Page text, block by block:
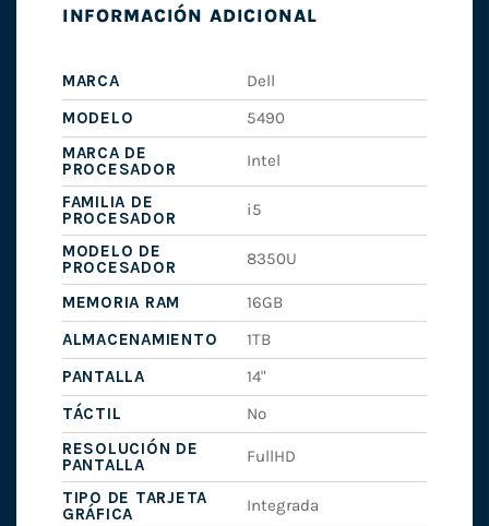
INFORMACIÓN ADICIONAL
MARCA
Dell
MODELO
5490
MARCA DE
PROCESADOR
Intel
FAMILIA DE
PROCESADOR
i5
MODELO DE
PROCESADOR
8350U
MEMORIA RAM
16GB
ALMACENAMIENTO
1TB
PANTALLA
14"
TÁCTIL
No
RESOLUCIÓN DE
PANTALLA
FullHD
TIPO DE TARJETA
GRÁFICA
Integrada